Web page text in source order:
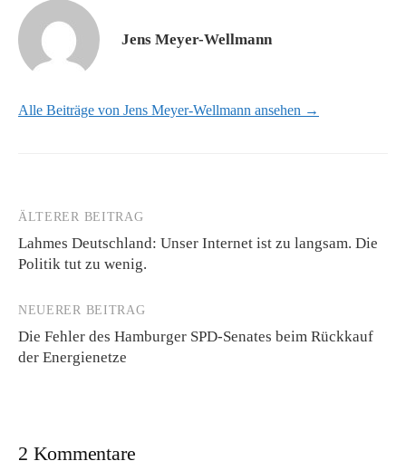
Jens Meyer-Wellmann
Alle Beiträge von Jens Meyer-Wellmann ansehen →
Beitrags-
Navigation
ÄLTERER BEITRAG
Lahmes Deutschland: Unser Internet ist zu langsam. Die
Politik tut zu wenig.
NEUERER BEITRAG
Die Fehler des Hamburger SPD-Senates beim Rückkauf
der Energienetze
2 Kommentare